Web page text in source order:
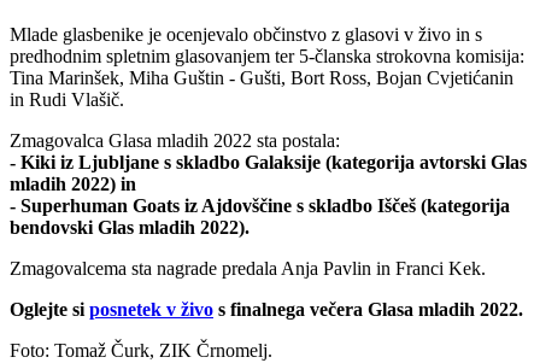
Mlade glasbenike je ocenjevalo občinstvo z glasovi v živo in s
predhodnim spletnim glasovanjem ter 5-članska strokovna komisija:
Tina Marinšek, Miha Guštin - Gušti, Bort Ross, Bojan Cvjetićanin
in Rudi Vlašič.
Zmagovalca Glasa mladih 2022 sta postala:
- Kiki iz Ljubljane s skladbo Galaksije (kategorija avtorski Glas
mladih 2022) in
- Superhuman Goats iz Ajdovščine s skladbo Iščeš (kategorija
bendovski Glas mladih 2022).
Zmagovalcema sta nagrade predala Anja Pavlin in Franci Kek.
Oglejte si posnetek v živo s finalnega večera Glasa mladih 2022.
Foto: Tomaž Čurk, ZIK Črnomelj.